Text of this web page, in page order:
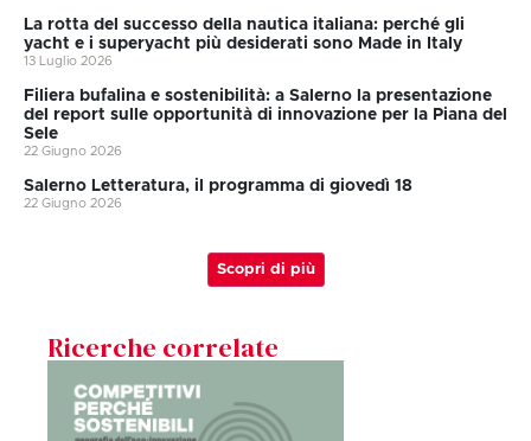
La rotta del successo della nautica italiana: perché gli
yacht e i superyacht più desiderati sono Made in Italy
13 Luglio 2026
Filiera bufalina e sostenibilità: a Salerno la presentazione
del report sulle opportunità di innovazione per la Piana del
Sele
22 Giugno 2026
Salerno Letteratura, il programma di giovedì 18
22 Giugno 2026
Scopri di più
Ricerche correlate